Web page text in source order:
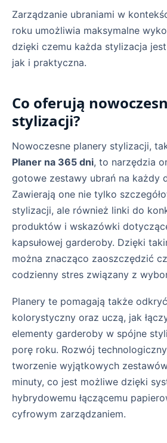
Zarządzanie ubraniami w
roku umożliwia maksymalne
dzięki czemu każda stylizacja
jak i praktyczna.
Co oferują
stylizacji?
Nowoczesne planery stylizacji,
Planer na 365 dni, to narzędzia
gotowe zestawy ubrań na każdy
Zawierają one nie tylko
stylizacji, ale również linki do
produktów i wskazówki
kapsułowej garderoby. Dzięki
można znacząco zaoszczędzić
codzienny stres związany z
Planery te pomagają także
kolorystyczny oraz uczą, jak
elementy garderoby w spójne
porę roku. Rozwój
tworzenie wyjątkowych
minuty, co jest możliwe dzięki
hybrydowemu łączącemu
cyfrowym zarządzaniem.